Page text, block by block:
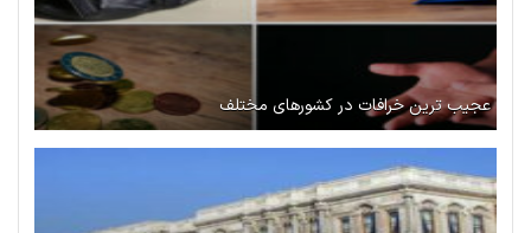
عجیب ترین خرافات در کشورهای مختلف